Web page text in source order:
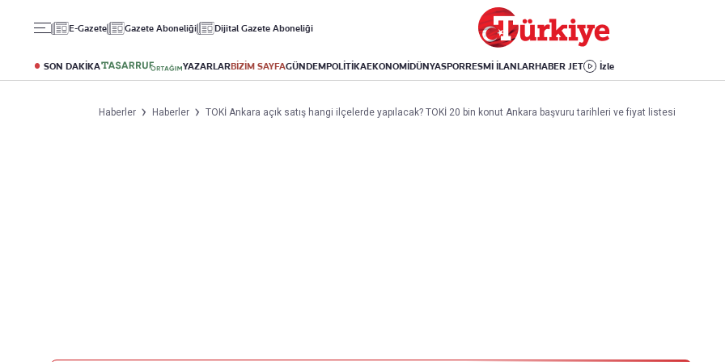
E-Gazete Gazete Aboneliği Dijital Gazete Aboneliği
SON DAKİKA YAZARLARBİZİM SAYFAGÜNDEMPOLİTİKAEKONOMİDÜNYASPORRESMİ İLANLARHABER JET İzle
Altın
Döviz
Kripto Para
Puan Durumu
Fikstür
Avrupa Ligi
Avrupa
Amerika
İsrail-Gazze
Yaşam
Sağlık
Yemek
Aktüel
Kitap
Haberler Haberler TOKİ Ankara açık satış hangi ilçelerde yapılacak? TOKİ 20 bin konut Ankara başvuru tarihleri ve fiyat listesi